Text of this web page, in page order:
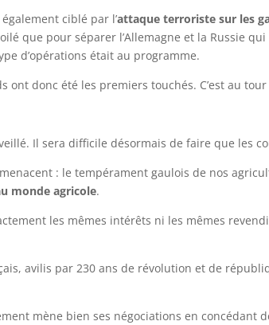
ciblé par l’attaque terroriste sur les
que pour séparer l’Allemagne et la Russie
d’opérations était au programme.
ont donc été les premiers touchés. C’est au
Il sera difficile désormais de faire que les
: le tempérament gaulois de nos
monde agricole.
les mêmes intérêts ni les mêmes
avilis par 230 ans de révolution et de
mène bien ses négociations en concédant